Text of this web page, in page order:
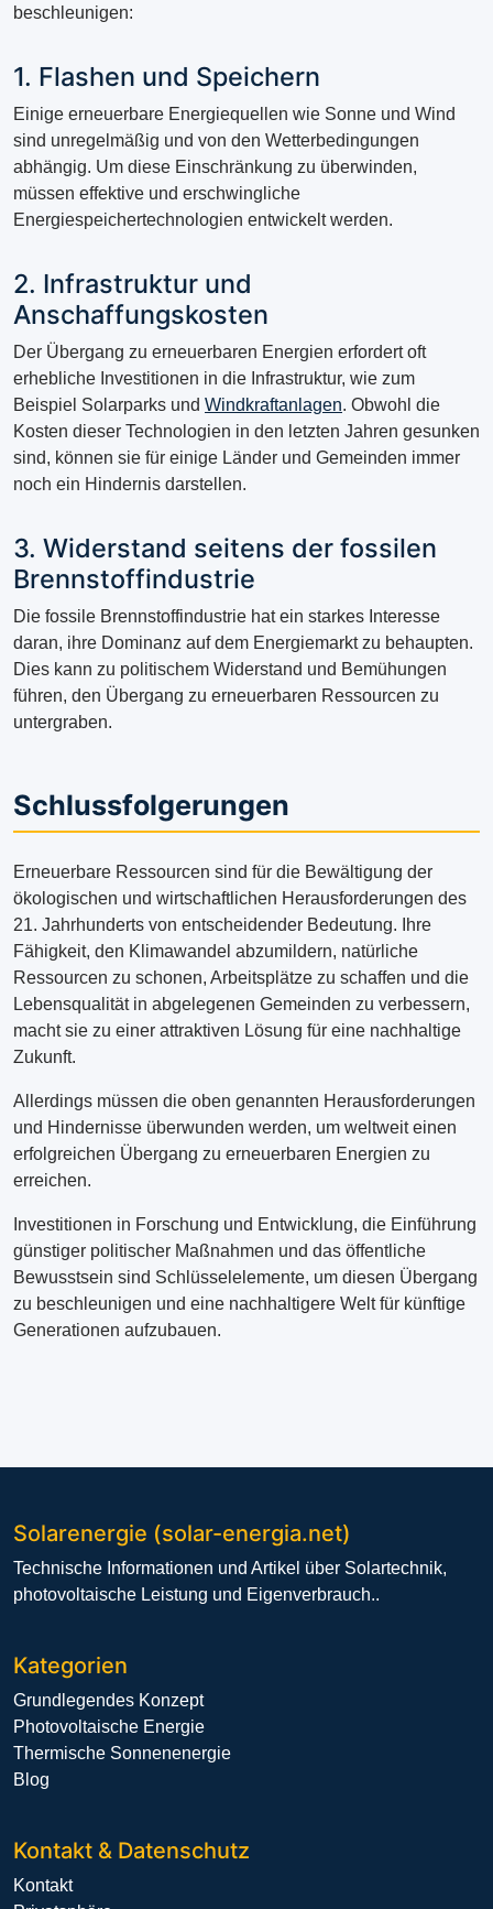
beschleunigen:
1. Flashen und Speichern
Einige erneuerbare Energiequellen wie Sonne und Wind
sind unregelmäßig und von den Wetterbedingungen
abhängig. Um diese Einschränkung zu überwinden,
müssen effektive und erschwingliche
Energiespeichertechnologien entwickelt werden.
2. Infrastruktur und
Anschaffungskosten
Der Übergang zu erneuerbaren Energien erfordert oft
erhebliche Investitionen in die Infrastruktur, wie zum
Beispiel Solarparks und Windkraftanlagen. Obwohl die
Kosten dieser Technologien in den letzten Jahren gesunken
sind, können sie für einige Länder und Gemeinden immer
noch ein Hindernis darstellen.
3. Widerstand seitens der fossilen
Brennstoffindustrie
Die fossile Brennstoffindustrie hat ein starkes Interesse
daran, ihre Dominanz auf dem Energiemarkt zu behaupten.
Dies kann zu politischem Widerstand und Bemühungen
führen, den Übergang zu erneuerbaren Ressourcen zu
untergraben.
Schlussfolgerungen
Erneuerbare Ressourcen sind für die Bewältigung der
ökologischen und wirtschaftlichen Herausforderungen des
21. Jahrhunderts von entscheidender Bedeutung. Ihre
Fähigkeit, den Klimawandel abzumildern, natürliche
Ressourcen zu schonen, Arbeitsplätze zu schaffen und die
Lebensqualität in abgelegenen Gemeinden zu verbessern,
macht sie zu einer attraktiven Lösung für eine nachhaltige
Zukunft.
Allerdings müssen die oben genannten Herausforderungen
und Hindernisse überwunden werden, um weltweit einen
erfolgreichen Übergang zu erneuerbaren Energien zu
erreichen.
Investitionen in Forschung und Entwicklung, die Einführung
günstiger politischer Maßnahmen und das öffentliche
Bewusstsein sind Schlüsselelemente, um diesen Übergang
zu beschleunigen und eine nachhaltigere Welt für künftige
Generationen aufzubauen.
Solarenergie (solar-energia.net)
Technische Informationen und Artikel über Solartechnik,
photovoltaische Leistung und Eigenverbrauch..
Kategorien
Grundlegendes Konzept
Photovoltaische Energie
Thermische Sonnenenergie
Blog
Kontakt & Datenschutz
Kontakt